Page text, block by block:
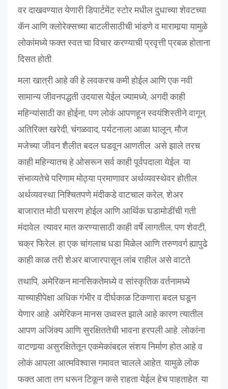
वर दाखवण्यात येणारी डिपार्टमेंट स्टोर मधील दुधाच्या शेवटच्या
कॅन आणि क्लोरेक्सच्या बाटलीसाठीची भांडणे व मारामार्‍या यामुळे
लोकांमध्ये फक्त स्वत:चा विचार करण्याची प्रवृत्ती प्रबळ होताना
दिसत होती.
मला खात्री आहे की हे लवकरच कमी होईल आणि एक नवी
सामान्य जीवनपद्धती उदयास येईल ज्यामध्ये, अगदी काही
महिन्यांसाठी का होईना, पण लोकं आपणहून स्वयंशिस्तीने वागून,
अतिरिक्त खरेदी, चंगळवाद, पर्यटनाला आळा घालून, मौज
मजेच्या जीवन शैलीत बदल घडवून आणतील. असे झाले तरच
काही महिन्यातच हे ओसरून सर्व काही पूर्वपदाला येईल. या
संभाव्यतेचे परिणाम मोठ्या प्रमाणावर अर्थव्यवस्थेवर होतील.
अर्थव्यवस्था निश्चितपणे मंदीकडे वाटचाल करेल, शेअर
बाजारात मोठी घसरण होईल आणि आर्थिक घडामोडींची गती
मंदावेल. त्यावर मात करण्यासाठी काही वर्षे लागतील; पण शेवटी,
चक्र फिरेल. हा एक चांगलाच धडा मिळेल आणि तरुणवर्ग ह्यापुढे
काही काळ तरी शेअर बाजारपासून लांब राहील असे वाटते.
तथापि, अमेरिकन मानसिकतेमध्ये व सांस्कृतिक वर्तनामध्ये
याच्याहीपेक्षा अधिक गंभीर व दीर्घकाळ टिकणारा बदल घडून
येणार आहे. अमेरिकन मानस उध्वस्त झाले आहे कारण त्यातील
आपण अजिंक्य आणि सुरक्षिततेची भावना हरपली आहे. लोकांना
वाटणार्‍या असुरक्षितेतून एकमेकांबद्दल संशय निर्माण होत आहे व
लोकं आपला आत्मविश्वास गमावत चालले आहेत. यामुळे लोक
फक्त आता तग धरून टिकून कसे राहता येईल हेच पाहताहेत. या